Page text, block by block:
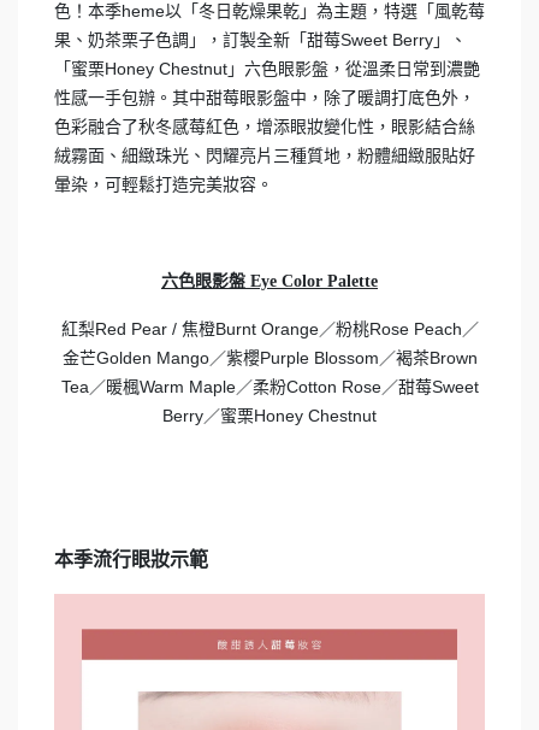
色！本季heme以「冬日乾燥果乾」為主題，特選「風乾莓
果、奶茶栗子色調」，訂製全新「甜莓Sweet Berry」、
「蜜栗Honey Chestnut」六色眼影盤，從溫柔日常到濃艷
性感一手包辦。其中甜莓眼影盤中，除了暖調打底色外，
色彩融合了秋冬感莓紅色，增添眼妝變化性，眼影結合絲
絨霧面、細緻珠光、閃耀亮片三種質地，粉體細緻服貼好
暈染，可輕鬆打造完美妝容。
六色眼影盤 Eye Color Palette
紅梨Red Pear / 焦橙Burnt Orange／粉桃Rose Peach／
金芒Golden Mango／紫櫻Purple Blossom／褐茶Brown
Tea／暖楓Warm Maple／柔粉Cotton Rose／甜莓Sweet
Berry／蜜栗Honey Chestnut
本季流行眼妝示範